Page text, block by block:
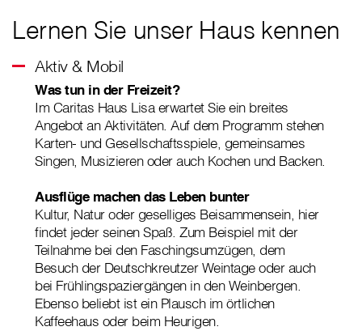
Lernen Sie unser Haus kennen
Aktiv & Mobil
Was tun in der Freizeit?
Im Caritas Haus Lisa erwartet Sie ein breites
Angebot an Aktivitäten. Auf dem Programm stehen
Karten- und Gesellschaftsspiele, gemeinsames
Singen, Musizieren oder auch Kochen und Backen.
Ausflüge machen das Leben bunter
Kultur, Natur oder geselliges Beisammensein, hier
findet jeder seinen Spaß. Zum Beispiel mit der
Teilnahme bei den Faschingsumzügen, dem
Besuch der Deutschkreutzer Weintage oder auch
bei Frühlingspaziergängen in den Weinbergen.
Ebenso beliebt ist ein Plausch im örtlichen
Kaffeehaus oder beim Heurigen.